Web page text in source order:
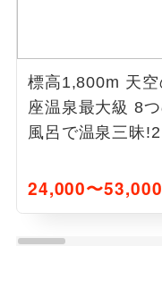
標高1,800m 天
座温泉最大級 8
風呂で温泉三昧
24,000〜53,000